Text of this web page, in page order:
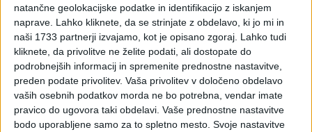
natančne geolokacijske podatke in identifikacijo z iskanjem
naprave. Lahko kliknete, da se strinjate z obdelavo, ki jo mi in
naši 1733 partnerji izvajamo, kot je opisano zgoraj. Lahko tudi
kliknete, da privolitve ne želite podati, ali dostopate do
podrobnejših informacij in spremenite prednostne nastavitve,
preden podate privolitev. Vaša privolitev v določeno obdelavo
vaših osebnih podatkov morda ne bo potrebna, vendar imate
pravico do ugovora taki obdelavi. Vaše prednostne nastavitve
bodo uporabljene samo za to spletno mesto. Svoje nastavitve
Vpisano: 23. januar 2025 ob 15:57
Predložitev seznama
neplačanih računov - do
31.01.